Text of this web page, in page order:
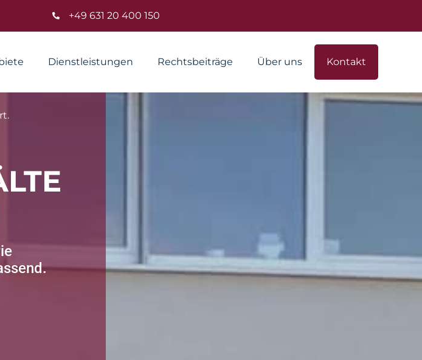
+49 631 20 400 150
Dienstleistungen Rechtsbeiträge Über uns Kontakt